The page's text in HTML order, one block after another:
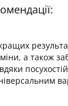
а також